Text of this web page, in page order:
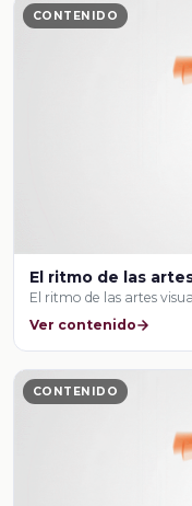
CONTENIDO
El ritmo de las
El ritmo de las artes
Ver contenido
CONTENIDO